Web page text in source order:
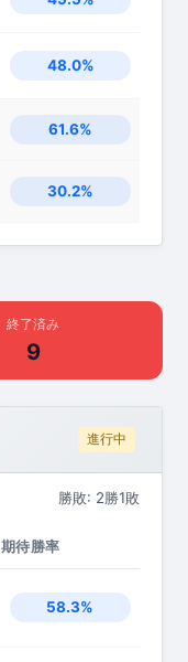
48.0%
61.6%
30.2%
終了済み
9
進行中
勝敗: 2勝1敗
期待勝率
58.3%